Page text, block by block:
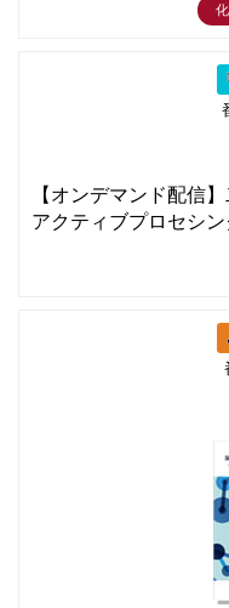
【オンデマンド配信
アクティブプロセシ